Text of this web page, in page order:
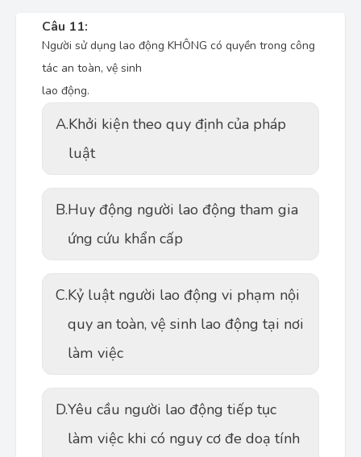
Câu 11:
Người sử dụng lao động KHÔNG có quyền trong công
tác an toàn, vệ sinh
lao động.
A.Khởi kiện theo quy định của pháp
luật
B.Huy động người lao động tham gia
ứng cứu khẩn cấp
C.Kỷ luật người lao động vi phạm nội
quy an toàn, vệ sinh lao động tại nơi
làm việc
D.Yêu cầu người lao động tiếp tục
làm việc khi có nguy cơ đe doạ tính